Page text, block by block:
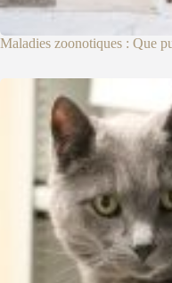
Maladies zoonotiques : Que